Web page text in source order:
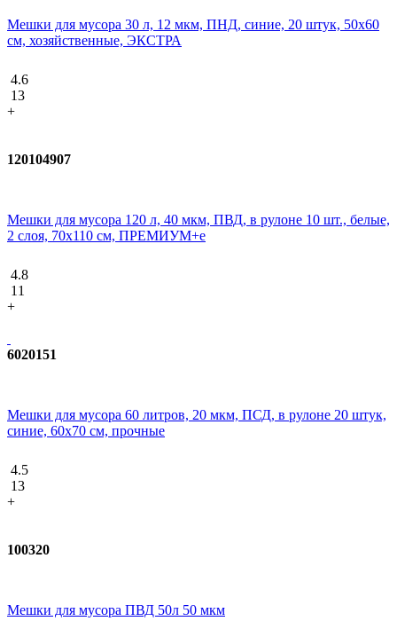
Мешки для мусора 30 л, 12 мкм, ПНД, синие, 20 штук, 50х60
см, хозяйственные, ЭКСТРА
4.6
13
+
120104907
Мешки для мусора 120 л, 40 мкм, ПВД, в рулоне 10 шт., белые,
2 слоя, 70x110 см, ПРЕМИУМ+e
4.8
11
+
6020151
Мешки для мусора 60 литров, 20 мкм, ПСД, в рулоне 20 штук,
синие, 60х70 см, прочные
4.5
13
+
100320
Мешки для мусора ПВД 50л 50 мкм